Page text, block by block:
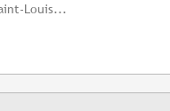
Louis...